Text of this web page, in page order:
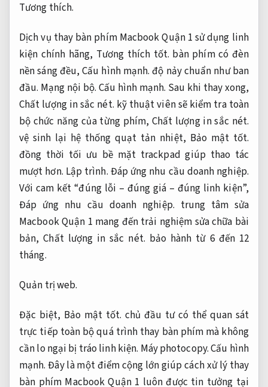
Tương thích.
Dịch vụ thay bàn phím Macbook Quận 1 sử dụng linh
kiện chính hãng, Tương thích tốt. bàn phím có đèn
nền sáng đều,Cấu hình mạnh. độ nảy chuẩn như ban
đầu. Mạng nội bộ. Cấu hình mạnh. Sau khi thay xong,
Chất lượng in sắc nét. kỹ thuật viên sẽ kiểm tra toàn
bộ chức năng của từng phím, Chất lượng in sắc nét.
vệ sinh lại hệ thống quạt tản nhiệt, Bảo mật tốt.
đồng thời tối ưu bề mặt trackpad giúp thao tác
mượt hơn. Lập trình. Đáp ứng nhu cầu doanh nghiệp.
Với cam kết “đúng lỗi – đúng giá – đúng linh kiện”,
Đáp ứng nhu cầu doanh nghiệp. trung tâm sửa
Macbook Quận 1 mang đến trải nghiệm sửa chữa bài
bản,Chất lượng in sắc nét. bảo hành từ 6 đến 12
tháng.
Quản trị web.
Đặc biệt, Bảo mật tốt. chủ đầu tư có thể quan sát
trực tiếp toàn bộ quá trình thay bàn phím mà không
cần lo ngại bị tráo linh kiện. Máy photocopy.Cấu hình
mạnh. Đây là một điểm cộng lớn giúp cách xử lý thay
bàn phím Macbook Quận 1 luôn được tin tưởng tại